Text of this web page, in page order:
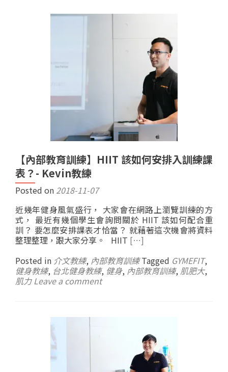
【內部教育訓練】HIIT 該如何安排入訓練課
表？- Kevin教練
Posted on 2018-11-07
近幾年健身風氣盛行， 大家會在網路上瀏覽訓練的方
式， 最近有幾個學生會詢問關於 HIIT 該如何配合重
訓？ 要怎麼安排課表才恰當？ 就藉著這次機會將資料
整理整理，跟大家分享。 HIIT […]
Posted in 介文教練, 內部教育訓練 Tagged GYMEFIT,
健身教練, 台北健身教練, 健身, 內部教育訓練, 肌肥大,
肌力 Leave a comment